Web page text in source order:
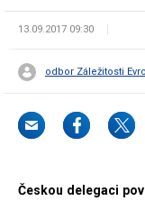
13.09.2017 09:30
odbor Záležitosti
Českou delegaci